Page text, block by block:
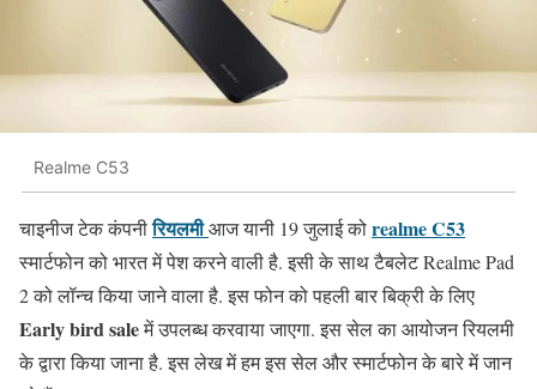
Realme C53
चाइनीज टेक कंपनीरियलमीआज यानी 19 जुलाई कोrealme C53
स्मार्टफोन को भारत में पेश करने वाली है. इसी के साथ टैबलेट Realme Pad
2 को लॉन्च किया जाने वाला है. इस फोन को पहली बार बिक्री के लिए
Early bird saleमें उपलब्ध करवाया जाएगा. इस सेल का आयोजन रियलमी
के द्वारा किया जाना है. इस लेख में हम इस सेल और स्मार्टफोन के बारे में जान